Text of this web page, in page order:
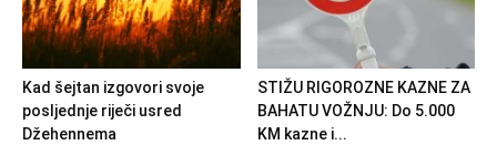
Kad šejtan izgovori svoje
posljednje riječi usred
Džehennema
STIŽU RIGOROZNE KAZNE ZA
BAHATU VOŽNJU: Do 5.000
KM kazne i...